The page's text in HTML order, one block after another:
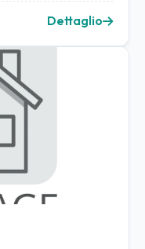
Dettaglio